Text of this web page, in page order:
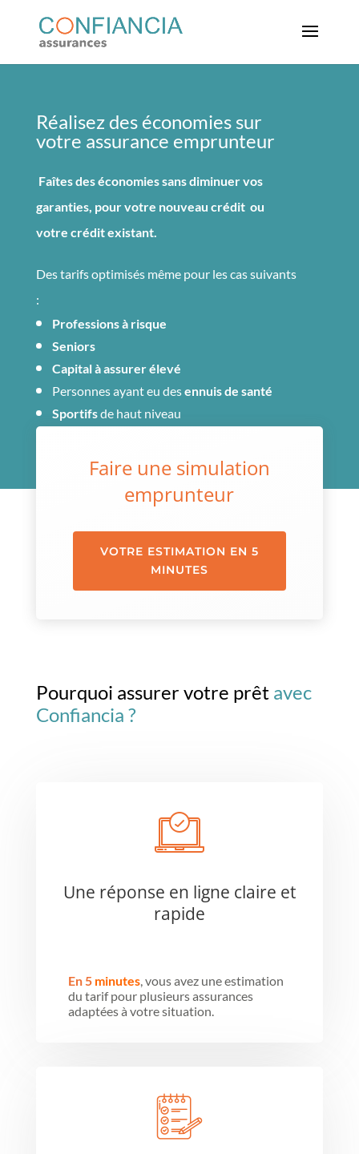
Réalisez des économies sur
votre assurance emprunteur
Faîtes des économies sans diminuer vos
garanties, pour votre nouveau crédit ou
votre crédit existant.
Des tarifs optimisés même pour les cas suivants
:
Professions à risque
Seniors
Capital à assurer élevé
Personnes ayant eu desennuis de santé
Sportifsde haut niveau
Faire une simulation
emprunteur
VOTRE ESTIMATION EN 5
MINUTES
Pourquoi assurer votre prêt avec
Confiancia ?
Une réponse en ligne claire et
rapide
En 5 minutes, vous avez une estimation
du tarif pour plusieurs assurances
adaptées à votre situation.